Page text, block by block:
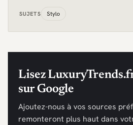
SUJETS Stylo
Lisez
sur Google
Ajoutez-nous à vos sources
remonteront plus haut dans